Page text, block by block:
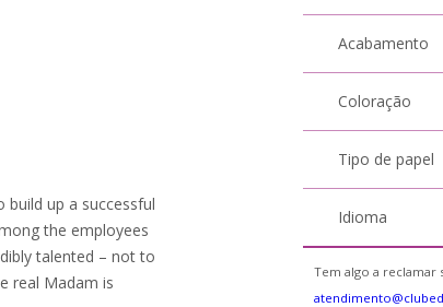
build up a successful
the employees
talented – not to
real Madam is
Acabamento
Coloração
Tipo de papel
Idioma
Tem algo a reclamar